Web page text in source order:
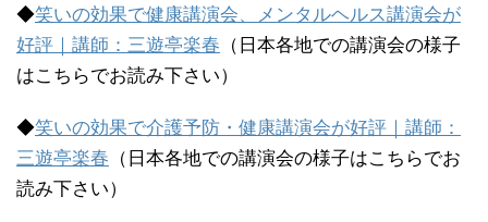
◆笑いの効果で健康講演会、メンタルヘルス講演会が
好評｜講師：三遊亭楽春 （日本各地での講演会の様子
はこちらでお読み下さい）
◆笑いの効果で介護予防・健康講演会が好評｜講師：
三遊亭楽春 （日本各地での講演会の様子はこちらでお
読み下さい）